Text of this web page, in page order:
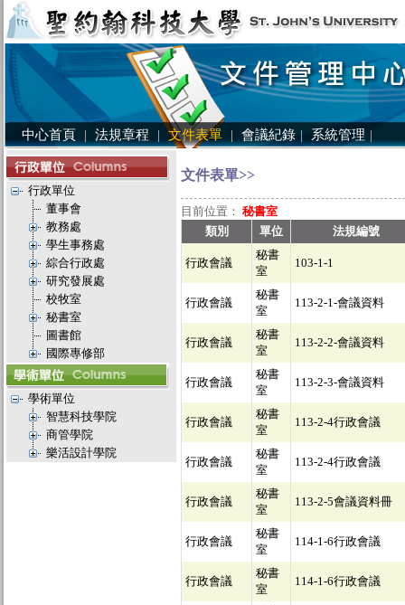
中心首頁 | 法規章程 | 文件表單 | 會議紀錄 | 系統管理 |
行政單位
董事會
教務處
學生事務處
綜合行政處
研究發展處
校牧室
秘書室
圖書館
國際專修部
學術單位
智慧科技學院
商管學院
樂活設計學院
文件表單>>
目前位置： 秘書室
類別
單位 法規編號
行政會議
秘書
室
103-1-1
行政會議
秘書
室
113-2-1-會議資料
行政會議
秘書
室
113-2-2-會議資料
行政會議
秘書
室
113-2-3-會議資料
行政會議
秘書
室
113-2-4行政會議
行政會議
秘書
室
113-2-4行政會議
行政會議
秘書
室
113-2-5會議資料冊
行政會議
秘書
室
114-1-6行政會議
行政會議
秘書
室
114-1-6行政會議